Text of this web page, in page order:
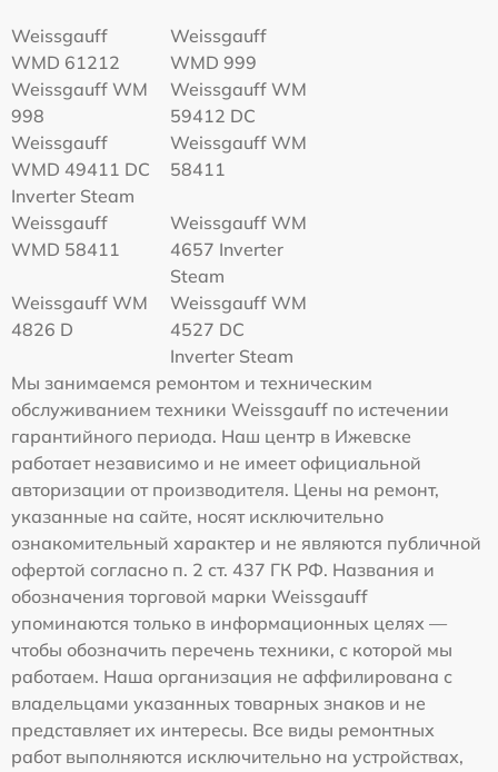
Weissgauff
WMD 61212
Weissgauff
WMD 999
Weissgauff WM
998
Weissgauff WM
59412 DC
Weissgauff
WMD 49411 DC
Inverter Steam
Weissgauff WM
58411
Weissgauff
WMD 58411
Weissgauff WM
4657 Inverter
Steam
Weissgauff WM
4826 D
Weissgauff WM
4527 DC
Inverter Steam
Мы занимаемся ремонтом и техническим
обслуживанием техники Weissgauff по истечении
гарантийного периода. Наш центр в Ижевске
работает независимо и не имеет официальной
авторизации от производителя. Цены на ремонт,
указанные на сайте, носят исключительно
ознакомительный характер и не являются публичной
офертой согласно п. 2 ст. 437 ГК РФ. Названия и
обозначения торговой марки Weissgauff
упоминаются только в информационных целях —
чтобы обозначить перечень техники, с которой мы
работаем. Наша организация не аффилирована с
владельцами указанных товарных знаков и не
представляет их интересы. Все виды ремонтных
работ выполняются исключительно на устройствах,